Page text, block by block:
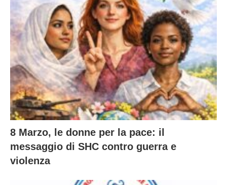
8 Marzo, le donne per la pace: il
messaggio di SHC contro guerra e
violenza